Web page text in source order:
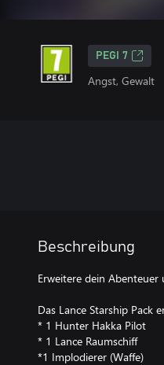
PEGI 7
Angst, Gewalt
Beschreibung
Erweitere dein Abenteuer
Das Lance Starship Pack
* 1 Hunter Hakka Pilot
* 1 Lance Raumschiff
*1 Implodierer (Waffe)